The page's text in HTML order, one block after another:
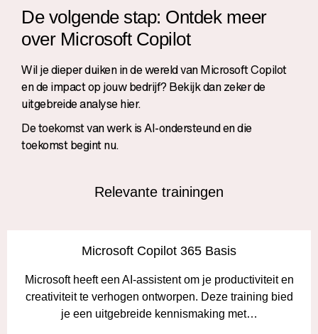
De volgende stap: Ontdek meer
over Microsoft Copilot
Wil je dieper duiken in de wereld van Microsoft Copilot
en de impact op jouw bedrijf? Bekijk dan zeker de
uitgebreide analyse hier.
De toekomst van werk is AI-ondersteund en die
toekomst begint nu.
Relevante trainingen
Microsoft Copilot 365 Basis
Microsoft heeft een AI-assistent om je productiviteit en
creativiteit te verhogen ontworpen. Deze training bied
je een uitgebreide kennismaking met…